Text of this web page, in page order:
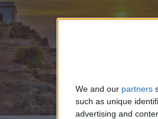
We and our partners
such as unique
advertising and